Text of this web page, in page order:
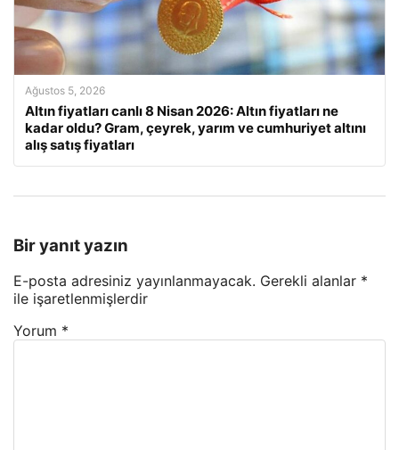
Ağustos 5, 2026
Altın fiyatları canlı 8 Nisan 2026: Altın fiyatları ne
kadar oldu? Gram, çeyrek, yarım ve cumhuriyet altını
alış satış fiyatları
Bir yanıt yazın
E-posta adresiniz yayınlanmayacak. Gerekli alanlar *
ile işaretlenmişlerdir
Yorum *